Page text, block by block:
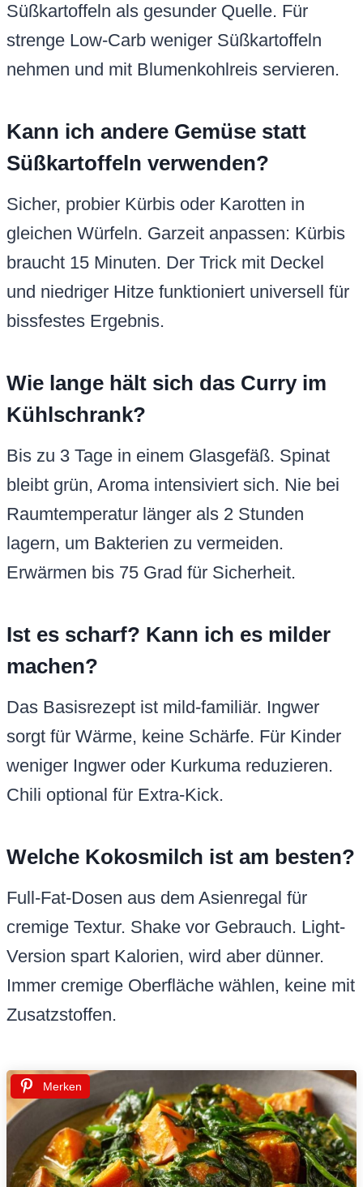
Süßkartoffeln als gesunder Quelle. Für
strenge Low-Carb weniger Süßkartoffeln
nehmen und mit Blumenkohlreis servieren.
Kann ich andere Gemüse statt
Süßkartoffeln verwenden?
Sicher, probier Kürbis oder Karotten in
gleichen Würfeln. Garzeit anpassen: Kürbis
braucht 15 Minuten. Der Trick mit Deckel
und niedriger Hitze funktioniert universell für
bissfestes Ergebnis.
Wie lange hält sich das Curry im
Kühlschrank?
Bis zu 3 Tage in einem Glasgefäß. Spinat
bleibt grün, Aroma intensiviert sich. Nie bei
Raumtemperatur länger als 2 Stunden
lagern, um Bakterien zu vermeiden.
Erwärmen bis 75 Grad für Sicherheit.
Ist es scharf? Kann ich es milder
machen?
Das Basisrezept ist mild-familiär. Ingwer
sorgt für Wärme, keine Schärfe. Für Kinder
weniger Ingwer oder Kurkuma reduzieren.
Chili optional für Extra-Kick.
Welche Kokosmilch ist am besten?
Full-Fat-Dosen aus dem Asienregal für
cremige Textur. Shake vor Gebrauch. Light-
Version spart Kalorien, wird aber dünner.
Immer cremige Oberfläche wählen, keine mit
Zusatzstoffen.
Merken